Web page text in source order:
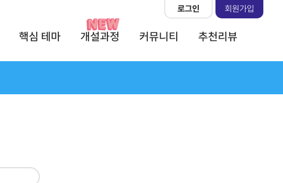
핵심 테마 개설과정 커뮤니티 추천리뷰
로그인 회원가입